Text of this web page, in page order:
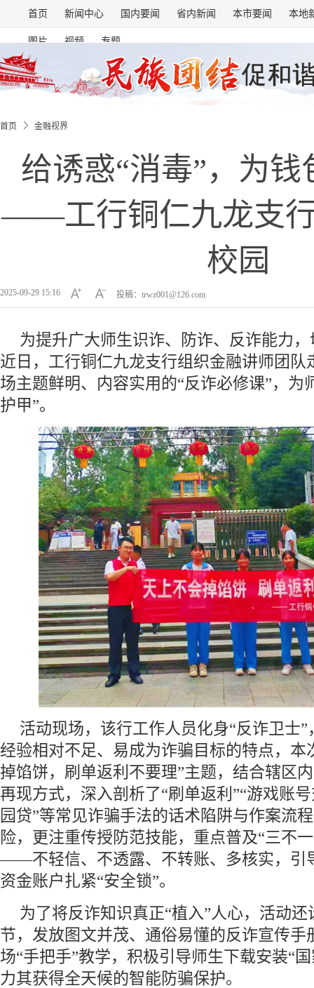
首页 新闻中心 国内要闻 省内新闻 本市要闻 本地
图片 视频 专题
首页 金融视界
给诱惑“消毒”，为钱
——工行铜仁九龙支
校园
2025-09-29 15:16 投稿：trwz001@126.com
为提升广大师生识诈、防诈、反诈能力
近日，工行铜仁九龙支行组织金融讲师团队
场主题鲜明、内容实用的“反诈必修课”，为
护甲”。
活动现场，该行工作人员化身“反诈卫士
经验相对不足、易成为诈骗目标的特点，本
掉馅饼，刷单返利不要理”主题，结合辖区
再现方式，深入剖析了“刷单返利”“游戏账
园贷”等常见诈骗手法的话术陷阱与作案流
险，更注重传授防范技能，重点普及“三不
——不轻信、不透露、不转账、多核实，引
资金账户扎紧“安全锁”。
为了将反诈知识真正“植入”人心，活动
节，发放图文并茂、通俗易懂的反诈宣传手
场“手把手”教学，积极引导师生下载安装“
力其获得全天候的智能防骗保护。